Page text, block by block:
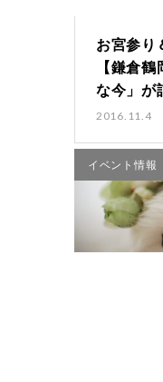
お宮参り
【鎌倉
な今」が
2016.11.4
イベント情報